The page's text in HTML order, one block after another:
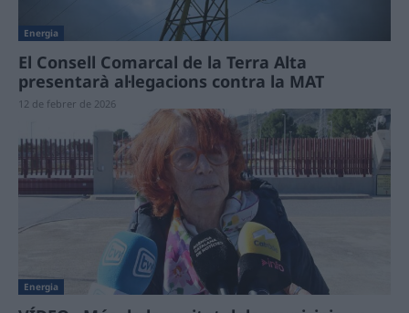
Energia
El Consell Comarcal de la Terra Alta
presentarà al·legacions contra la MAT
12 de febrer de 2026
Energia